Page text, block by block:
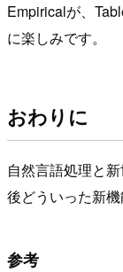
Empiricalが、
に楽しみです。
おわりに
自然言語処理と
後どういった新
参考